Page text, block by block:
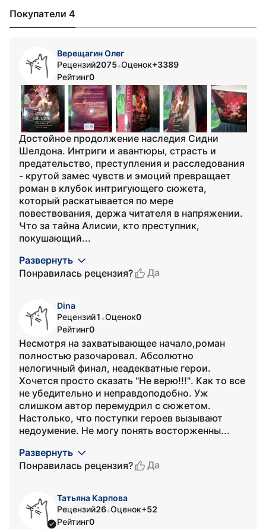
Покупатели 4
Верещагин Олег
Рецензий2075•Оценок+3389
Рейтинг0
Достойное продолжение наследия Сидни
Шелдона. Интриги и авантюры, страсть и
предательство, преступления и расследования
- крутой замес чувств и эмоций превращает
роман в клубок интригующего сюжета,
который раскатывается по мере
повествования, держа читателя в напряжении.
Что за тайна Алисии, кто преступник,
покушающий...
Развернуть
Понравилась рецензия?
Да
Dina
Рецензий1 •Оценок0
Рейтинг0
Несмотря на захватывающее начало,роман
полностью разочаровал. Абсолютно
нелогичный финал, неадекватные герои.
Хочется просто сказать "Не верю!!!". Как то все
не убедительно и неправдоподобно. Уж
слишком автор перемудрил с сюжетом.
Настолько, что поступки героев вызывают
недоумение. Не могу понять восторженны...
Развернуть
Понравилась рецензия?
Да
Татьяна Карпова
Рецензий26•Оценок+52
Рейтинг0